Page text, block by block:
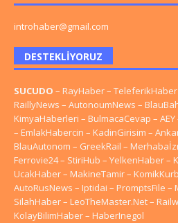
introhaber@gmail.com
DESTEKLIYORUZ
SUCUDO – RayHaber– TeleferikHaber
RaillyNews – AutonoumNews –
KimyaHaberleri – BulmacaCevap – AEY
– EmlakHabercin – KadinGirisim –
BlauAutonom – GreekRail –
Ferrovie24– StiriHub – YelkenHaber–
UcakHaber– MakineTamir–
AutoRusNews – Iptidai – PromptsFile –
SilahHaber– LeoTheMaster.Net–
KolayBilimHaber– HaberInegol